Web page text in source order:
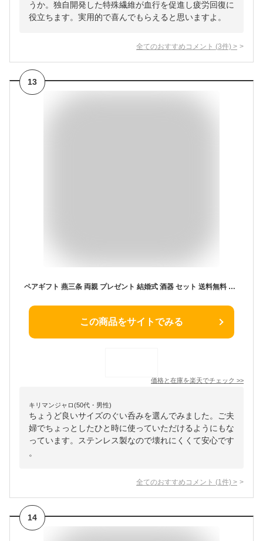
うか。独自開発した特殊繊維が血行を促進し疲労回復に
役立ちます。実用的で喜んでもらえると思いますよ。
全てのおすすめコメント (3件) >
13
ペアギフト 燕三条 両親 プレゼント 結婚式 酒器 セット 送料無料 【 燕製 二重 ステンレス ぐい呑み 70ml ペア 】 結婚祝い 贈り物 名前入り 燕 保温 保冷 日本酒 おちょこ おしゃれ 結婚記念日 ギフト 夫婦 記念日 銀婚式 名 名前 入り 入れ Present Gift 母の日 父の日
この商品をサイトでみる
価格と在庫を楽天でチェック >>
キリマンジャロ(50代・男性)
ちょうど良いサイズのぐい呑みを選んでみました。ご夫
婦でちょっとしたひと時に使っていただけるようにもな
っています。ステンレス製なので壊れにくくて安心です
。
全てのおすすめコメント (1 件) >
14